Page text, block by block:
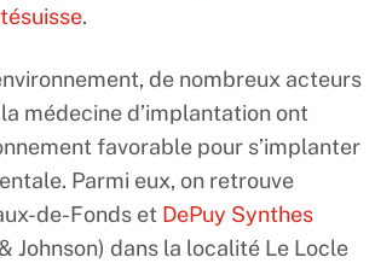
.
de nombreux acteurs
médecine d’implantation ont
favorable pour s’implanter
Parmi eux, on retrouve
de-Fonds et DePuy Synthes
Johnson) dans la localité Le Locle